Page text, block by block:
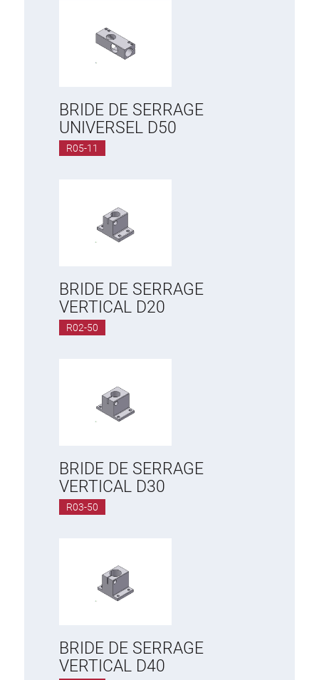
BRIDE DE SERRAGE
UNIVERSEL D50
R05-11
BRIDE DE SERRAGE
VERTICAL D20
R02-50
BRIDE DE SERRAGE
VERTICAL D30
R03-50
BRIDE DE SERRAGE
VERTICAL D40